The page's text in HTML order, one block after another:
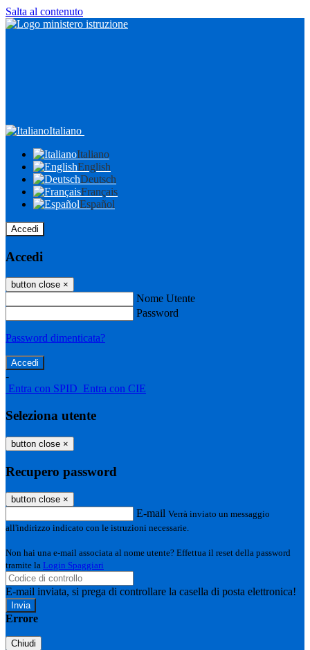
Salta al contenuto
Italiano
Italiano
English
Deutsch
Français
Español
Accedi
Accedi
button close ×
Nome Utente
Password
Password dimenticata?
-
Entra con SPID Entra con CIE
Seleziona utente
button close ×
Recupero password
button close ×
E-mail Verrà inviato un messaggio
all'indirizzo indicato con le istruzioni necessarie.
Non hai una e-mail associata al nome utente? Effettua il reset della password
tramite la Login Spaggiari
E-mail inviata, si prega di controllare la casella di posta elettronica!
Errore
Chiudi